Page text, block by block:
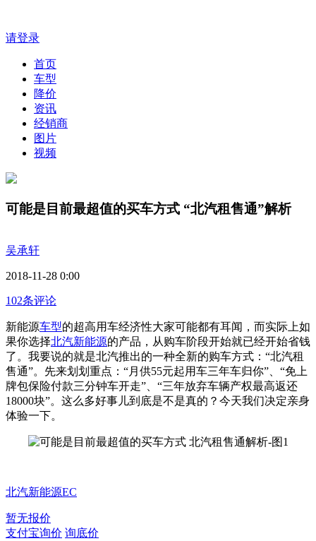
请登录
首页
车型
降价
资讯
经销商
图片
视频
可能是目前最超值的买车方式 “北汽租售通”解析
吴承轩
2018-11-28 0:00
102条评论
新能源车型的超高用车经济性大家可能都有耳闻，而实际上如
果你选择北汽新能源的产品，从购车阶段开始就已经开始省钱
了。我要说的就是北汽推出的一种全新的购车方式：“北汽租
售通”。先来划划重点：“月供55元起用车三年车归你”、“免上
牌包保险付款三分钟车开走”、“三年放弃车辆产权最高返还
18000块”。这么多好事儿到底是不是真的？今天我们决定亲身
体验一下。
北汽新能源EC
暂无报价
支付宝询价 询底价